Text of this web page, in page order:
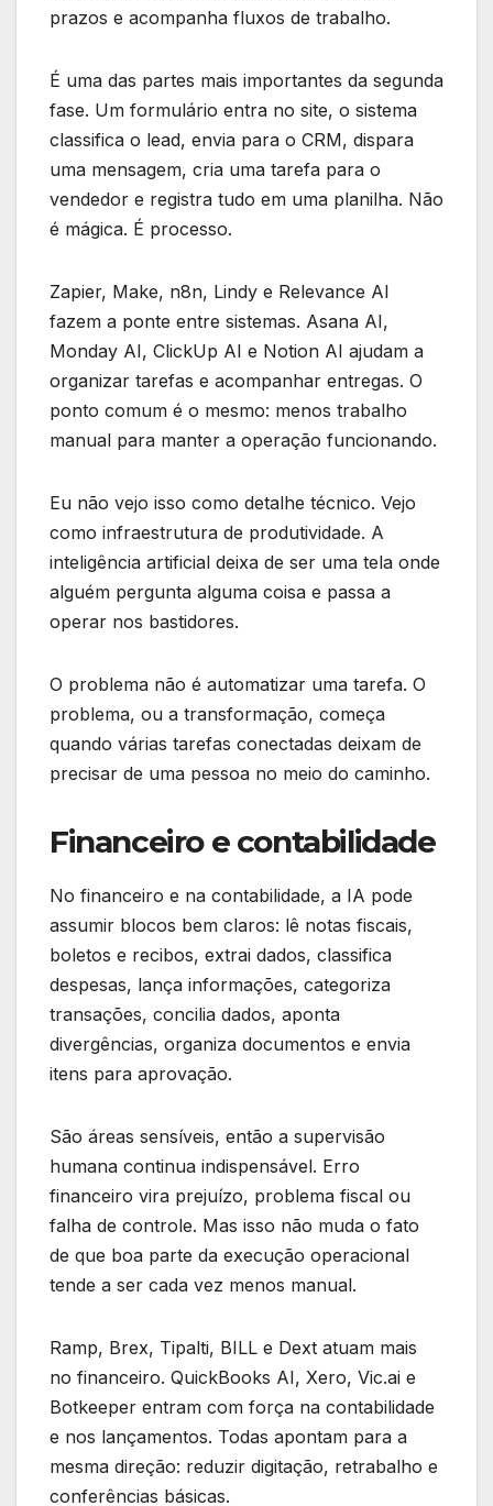
prazos e acompanha fluxos de trabalho.
É uma das partes mais importantes da segunda
fase. Um formulário entra no site, o sistema
classifica o lead, envia para o CRM, dispara
uma mensagem, cria uma tarefa para o
vendedor e registra tudo em uma planilha. Não
é mágica. É processo.
Zapier, Make, n8n, Lindy e Relevance AI
fazem a ponte entre sistemas. Asana AI,
Monday AI, ClickUp AI e Notion AI ajudam a
organizar tarefas e acompanhar entregas. O
ponto comum é o mesmo: menos trabalho
manual para manter a operação funcionando.
Eu não vejo isso como detalhe técnico. Vejo
como infraestrutura de produtividade. A
inteligência artificial deixa de ser uma tela onde
alguém pergunta alguma coisa e passa a
operar nos bastidores.
O problema não é automatizar uma tarefa. O
problema, ou a transformação, começa
quando várias tarefas conectadas deixam de
precisar de uma pessoa no meio do caminho.
Financeiro e contabilidade
No financeiro e na contabilidade, a IA pode
assumir blocos bem claros: lê notas fiscais,
boletos e recibos, extrai dados, classifica
despesas, lança informações, categoriza
transações, concilia dados, aponta
divergências, organiza documentos e envia
itens para aprovação.
São áreas sensíveis, então a supervisão
humana continua indispensável. Erro
financeiro vira prejuízo, problema fiscal ou
falha de controle. Mas isso não muda o fato
de que boa parte da execução operacional
tende a ser cada vez menos manual.
Ramp, Brex, Tipalti, BILL e Dext atuam mais
no financeiro. QuickBooks AI, Xero, Vic.ai e
Botkeeper entram com força na contabilidade
e nos lançamentos. Todas apontam para a
mesma direção: reduzir digitação, retrabalho e
conferências básicas.